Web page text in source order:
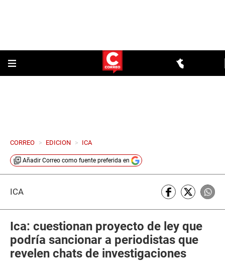
CORREO > EDICION > ICA
Añadir Correo como fuente preferida en
ICA
Ica: cuestionan proyecto de ley que
podría sancionar a periodistas que
revelen chats de investigaciones